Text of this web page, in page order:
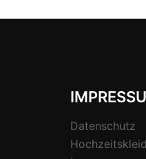
Datenschutz